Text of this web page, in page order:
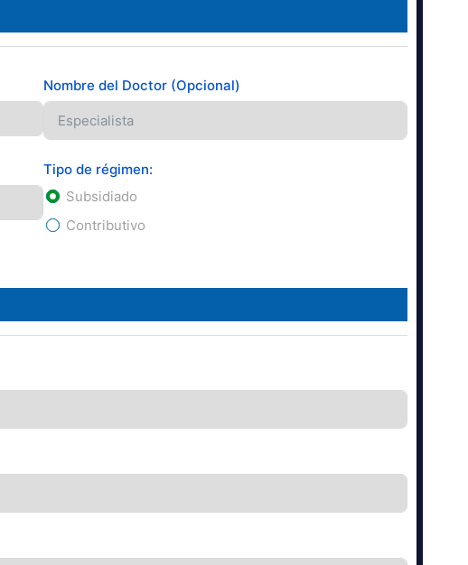
Nombre del Doctor (Opcional)
Tipo de régimen:
Subsidiado
Contributivo